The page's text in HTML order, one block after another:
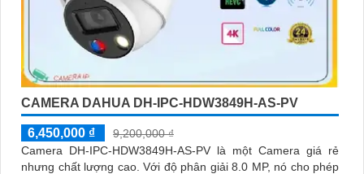
CAMERA DAHUA DH-IPC-HDW3849H-AS-PV
6,450,000 ₫
9,200,000 ₫
Camera DH-IPC-HDW3849H-AS-PV là một Camera giá rẻ
nhưng chất lượng cao. Với độ phân giải 8.0 MP, nó cho phép